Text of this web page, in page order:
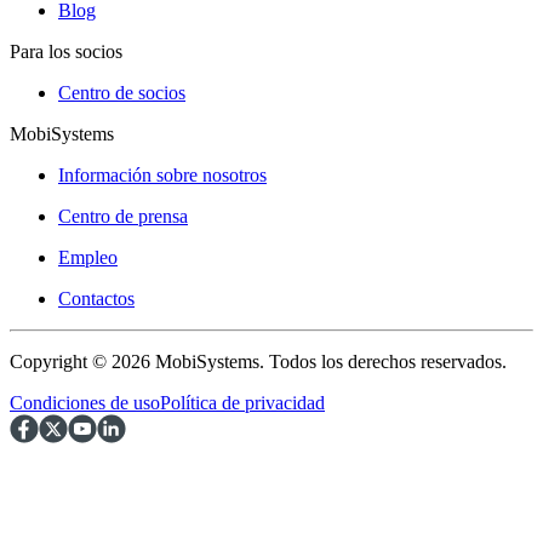
Blog
Para los socios
Centro de socios
MobiSystems
Información sobre nosotros
Centro de prensa
Empleo
Contactos
Copyright © 2026 MobiSystems. Todos los derechos reservados.
Condiciones de usoPolítica de privacidad